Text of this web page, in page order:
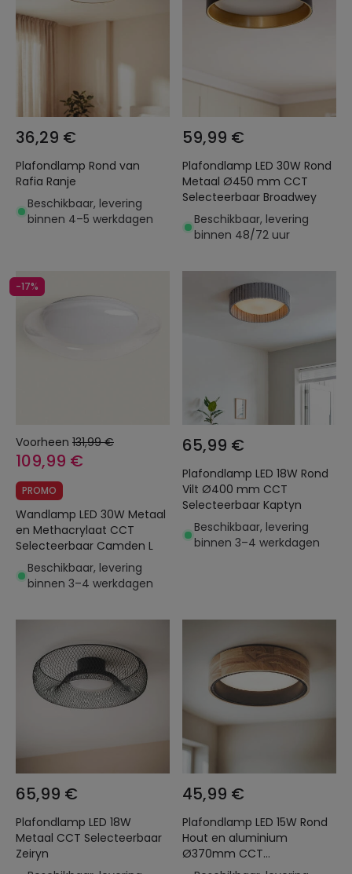
36,29 €
Plafondlamp Rond van
Rafia Ranje
Beschikbaar, levering
binnen 4–5 werkdagen
59,99 €
Plafondlamp LED 30W Rond
Metaal Ø450 mm CCT
Selecteerbaar Broadwey
Beschikbaar, levering
binnen 48/72 uur
-17%
Voorheen 131,99 €
109,99 €
PROMO
Wandlamp LED 30W Metaal
en Methacrylaat CCT
Selecteerbaar Camden L
Beschikbaar, levering
binnen 3–4 werkdagen
65,99 €
Plafondlamp LED 18W Rond
Vilt Ø400 mm CCT
Selecteerbaar Kaptyn
Beschikbaar, levering
binnen 3–4 werkdagen
65,99 €
Plafondlamp LED 18W
Metaal CCT Selecteerbaar
Zeiryn
45,99 €
Plafondlamp LED 15W Rond
Hout en aluminium
Ø370mm CCT
Selecteerbaar Dari